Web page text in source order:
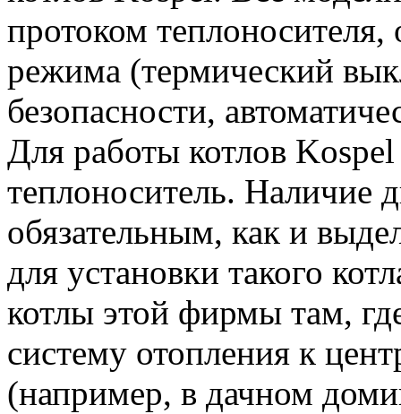
протоком теплоносителя,
режима (термический
безопасности,
Для работы котлов
теплоноситель. Наличие
обязательным, как и
для установки такого
котлы этой фирмы там,
систему отопления к
(например, в дачном